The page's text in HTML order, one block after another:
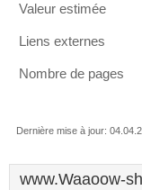
Valeur estimée
Liens externes
Nombre de pages
Dernière mise à jour:
www.Waaoow-